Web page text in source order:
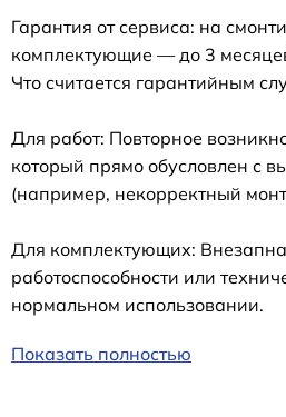
Гарантия от сервиса: на
комплектующие — до 3
Что считается гарантийным
Для работ: Повторное
который прямо обусловлен с
(например, некорректный
Для комплектующих:
работоспособности или
нормальном использовании.
Показать полностью